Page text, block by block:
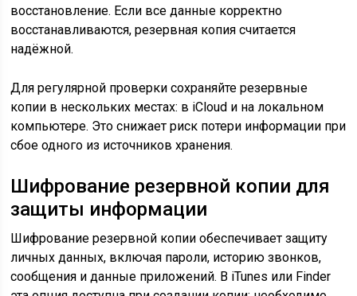
восстановление. Если все данные корректно
восстанавливаются, резервная копия считается
надёжной.
Для регулярной проверки сохраняйте резервные
копии в нескольких местах: в iCloud и на локальном
компьютере. Это снижает риск потери информации при
сбое одного из источников хранения.
Шифрование резервной копии для
защиты информации
Шифрование резервной копии обеспечивает защиту
личных данных, включая пароли, историю звонков,
сообщения и данные приложений. В iTunes или Finder